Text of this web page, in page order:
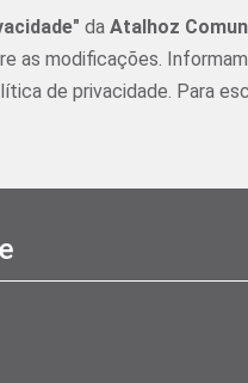
da Atalhoz
as modificações.
de privacidade. Para